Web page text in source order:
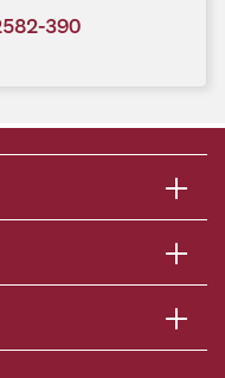
390